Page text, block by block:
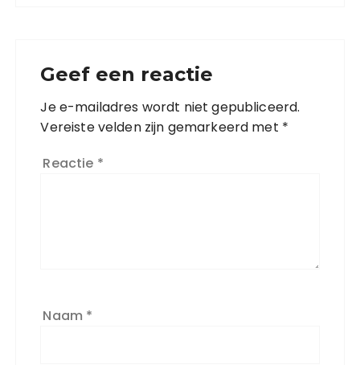
Geef een reactie
Je e-mailadres wordt niet gepubliceerd.
Vereiste velden zijn gemarkeerd met *
Reactie *
Naam *